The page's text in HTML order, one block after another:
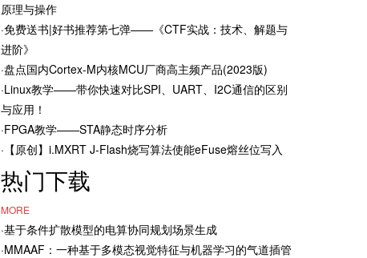
原理与操作
·免费送书|好书推荐第七弹——《CTF实战：技术、解题与
进阶》
·盘点国内Cortex-M内核MCU厂商高主频产品(2023版)
·Linux教学——带你快速对比SPI、UART、I2C通信的区别
与应用！
·FPGA教学——STA静态时序分析
·【原创】i.MXRT J-Flash烧写算法使能eFuse熔丝位写入
热门下载
MORE
·基于条件扩散模型的电算协同规划场景生成
·MMAAF：一种基于多模态视觉特征与机器学习的气道插管